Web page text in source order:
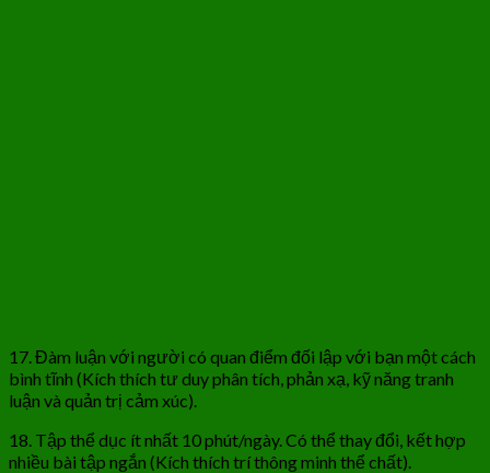
17. Đàm luận với người có quan điểm đối lập với bạn một cách
bình tĩnh (Kích thích tư duy phân tích, phản xạ, kỹ năng tranh
luận và quản trị cảm xúc).
18. Tập thể dục ít nhất 10 phút/ngày. Có thể thay đổi, kết hợp
nhiều bài tập ngắn (Kích thích trí thông minh thể chất).